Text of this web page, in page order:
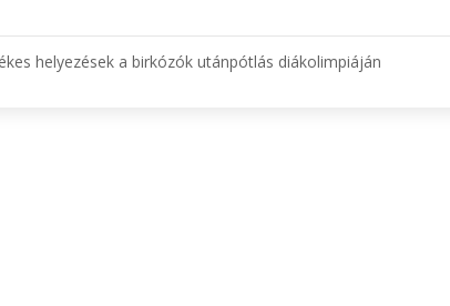
helyezések a birkózók utánpótlás diákolimpiáján